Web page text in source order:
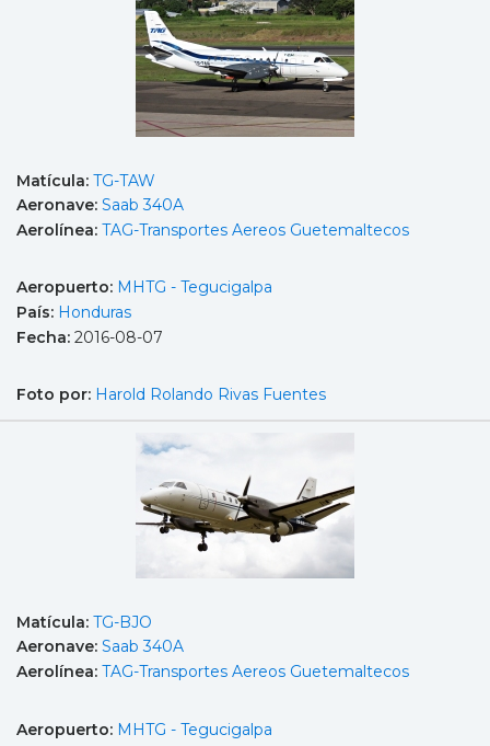
Matícula: TG-TAW
Aeronave: Saab 340A
Aerolínea: TAG-Transportes Aereos Guetemaltecos
Aeropuerto: MHTG - Tegucigalpa
País: Honduras
Fecha: 2016-08-07
Foto por: Harold Rolando Rivas Fuentes
Matícula: TG-BJO
Aeronave: Saab 340A
Aerolínea: TAG-Transportes Aereos Guetemaltecos
Aeropuerto: MHTG - Tegucigalpa